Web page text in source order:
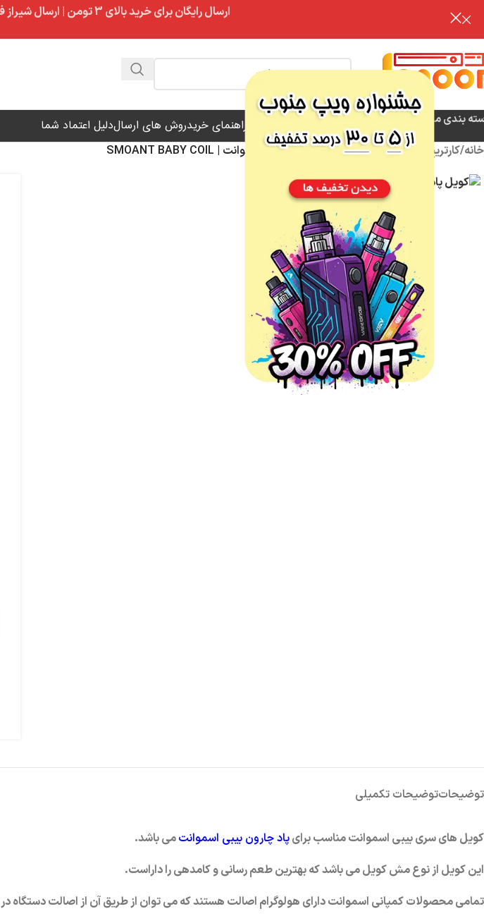
ارسال رایگان برای خرید بالای 3 تومن | ارسال شیراز فوری و مابقی شهرها با پست و تیپاکس
بندی محصولات فروش ویژه
تخفیف
فروشگاه مقالات آموزشی راهنمای خریدروش های ارسالدلیل اعتماد شما
خانه/کارتریج / کویل/کویل/کویل پاد چارون بیبی اسموانت | SMOANT BABY COIL
توضیحاتتوضیحات تکمیلی
کویل های سری بیبی اسموانت مناسب برایپاد چارون بیبی اسموانتمی باشد.
این کویل از نوع مش کویل می باشد که بهترین طعم رسانی و کامدهی را داراست.
تمامی محصولات کمپانی اسموانت دارای هولوگرام اصالت هستند که می توان از طریق آن از اصالت دستگاه در